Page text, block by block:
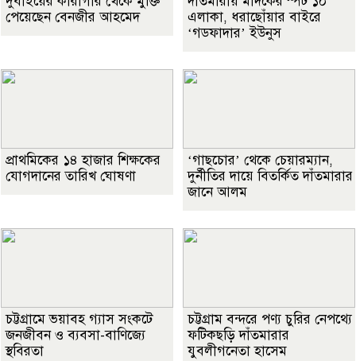
পেয়েছেন বেনজীর আহমেদ
এলাকা, ধরাছোঁয়ার বাইরে
‘গডফাদার’ ইউনুস
প্রাথমিকের ১৪ হাজার শিক্ষকের
যোগদানের তারিখ ঘোষণা
‘গাছচোর’ থেকে চেয়ারম্যান,
দুর্নীতির দায়ে বিতর্কিত দাঁতমারার
জানে আলম
চট্টগ্রামে ভয়াবহ গ্যাস সংকটে
জনজীবন ও ব্যবসা-বাণিজ্যে
স্থবিরতা
চট্টগ্রাম বন্দরে পণ্য চুরির নেপথ্যে
ফটিকছড়ি দাঁতমারার
যুবলীগনেতা হাসেম